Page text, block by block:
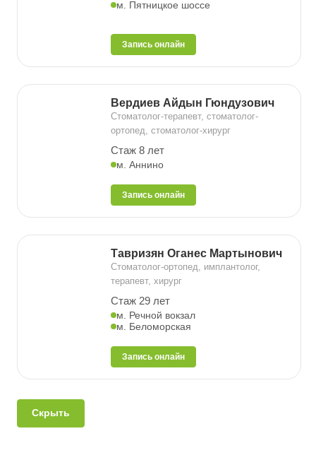
м. Пятницкое шоссе
Запись онлайн
Вердиев Айдын Гюндузович
Стоматолог-терапевт, стоматолог-
ортопед, стоматолог-хирург
Стаж 8 лет
м. Аннино
Запись онлайн
Тавризян Оганес Мартынович
Стоматолог-ортопед, имплантолог,
терапевт, хирург
Стаж 29 лет
м. Речной вокзал
м. Беломорская
Запись онлайн
Скрыть